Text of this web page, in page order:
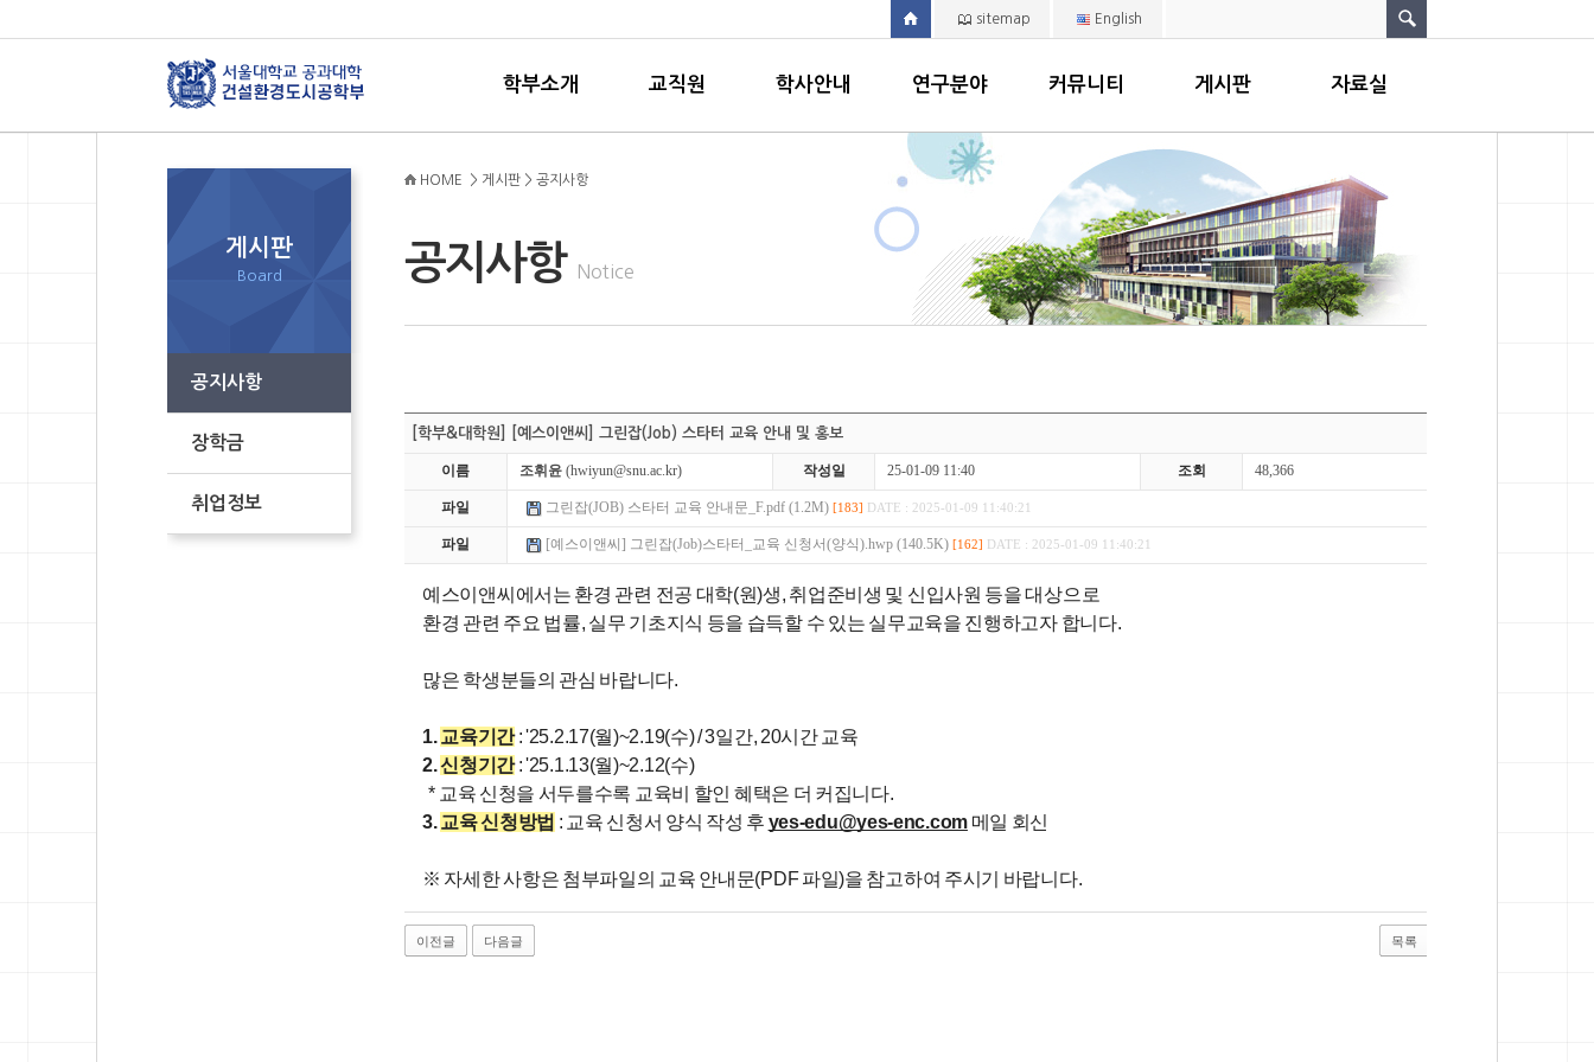
sitemap English
학부소개 교직원 학사안내 연구분야 커뮤니티 게시판 자료실
게시판
Board
공지사항
장학금
취업정보
공지사항 Notice
HOME > 게시판 > 공지사항
[학부&대학원] [예스이앤씨] 그린잡(Job) 스타터 교육 안내 및 홍보
이름 조휘윤 (hwiyun@snu.ac.kr) 작성일 25-01-09 11:40 조회 48,366
파일 그린잡(JOB) 스타터 교육 안내문_F.pdf (1.2M) [183] DATE : 2025-01-09 11:40:21
파일 [예스이앤씨] 그린잡(Job)스타터_교육 신청서(양식).hwp (140.5K) [162] DATE : 2025-01-09 11:40:21
예스이앤씨에서 는 환경 관련 전공 대학(원)생, 취업준비생 및 신입사원 등을 대상으로
환경 관련 주요 법률, 실무 기초지식 등을 습득할 수 있는 실무교육을 진행하고자 합니다.
많은 학생분들의 관심 바랍니다.
1. 교육기간: '25.2.17(월)~2.19(수) / 3일간, 20시간 교육
2.신청기간: '25.1.13(월)~2.12(수)
* 교육 신청을 서두를수록 교육비 할인 혜택은 더 커집니다.
3. 교육 신청방법 : 교육 신청서 양식 작성 후 yes-edu@yes-enc.com메일 회신
※ 자세한 사항은 첨부파일의 교육 안내문(PDF 파일)을 참고하여 주시기 바랍니다.
이전글 다음글 목록